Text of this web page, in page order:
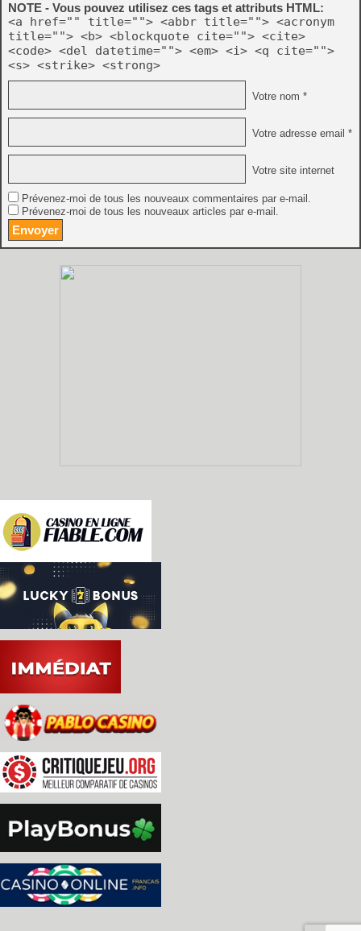
NOTE - Vous pouvez utilisez ces tags et attributs HTML:
<a href="" title=""> <abbr title=""> <acronym
title=""> <b> <blockquote cite=""> <cite>
<code> <del datetime=""> <em> <i> <q cite="">
<s> <strike> <strong>
Votre nom *
Votre adresse email *
Votre site internet
Prévenez-moi de tous les nouveaux commentaires par e-mail.
Prévenez-moi de tous les nouveaux articles par e-mail.